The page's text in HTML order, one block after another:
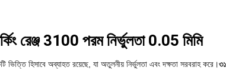
রেঞ্জ 3100 পরম নির্ভুলতা 0.05 মিমি
ভিত্তি হিসাবে অব্যাহত রয়েছে, যা অতুলনীয় নির্ভুলতা এবং দক্ষতা সরবরাহ করে।